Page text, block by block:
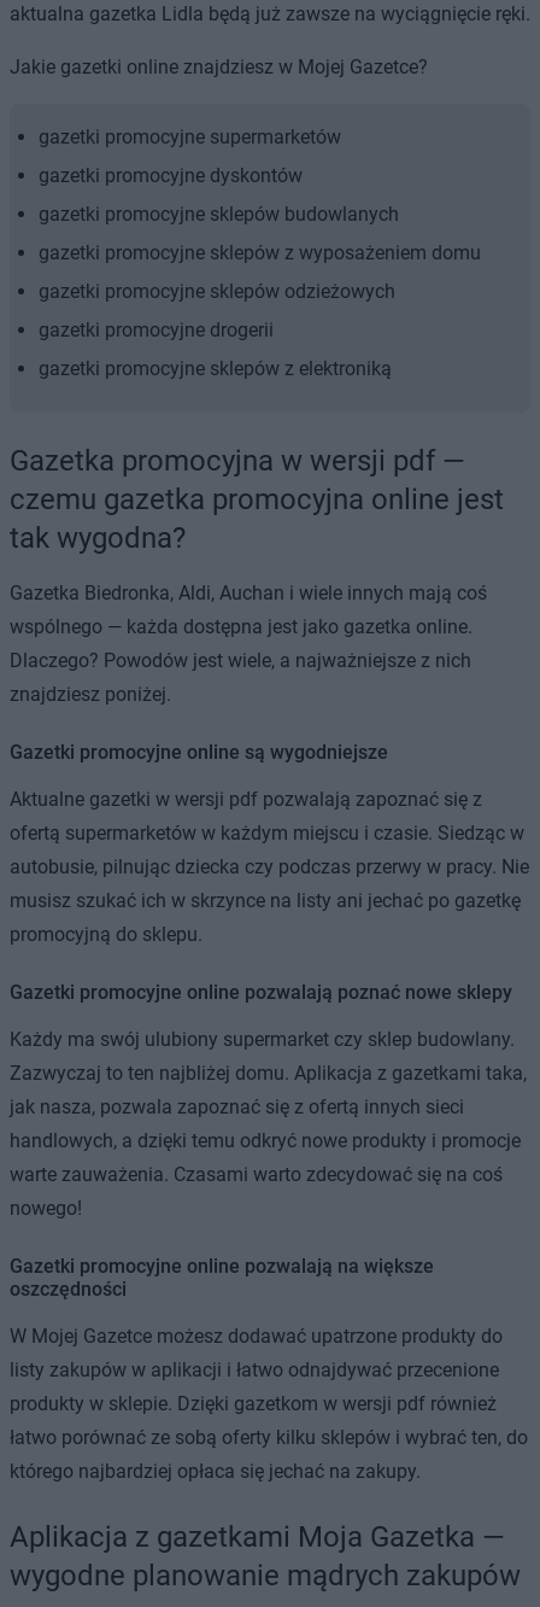
aktualna gazetka Lidla będą już zawsze na wyciągnięcie ręki.
Jakie gazetki online znajdziesz w Mojej Gazetce?
gazetki promocyjne supermarketów
gazetki promocyjne dyskontów
gazetki promocyjne sklepów budowlanych
gazetki promocyjne sklepów z wyposażeniem domu
gazetki promocyjne sklepów odzieżowych
gazetki promocyjne drogerii
gazetki promocyjne sklepów z elektroniką
Gazetka promocyjna w wersji pdf —
czemu gazetka promocyjna online jest
tak wygodna?
Gazetka Biedronka, Aldi, Auchan i wiele innych mają coś
wspólnego — każda dostępna jest jako gazetka online.
Dlaczego? Powodów jest wiele, a najważniejsze z nich
znajdziesz poniżej.
Gazetki promocyjne online są wygodniejsze
Aktualne gazetki w wersji pdf pozwalają zapoznać się z
ofertą supermarketów w każdym miejscu i czasie. Siedząc w
autobusie, pilnując dziecka czy podczas przerwy w pracy. Nie
musisz szukać ich w skrzynce na listy ani jechać po gazetkę
promocyjną do sklepu.
Gazetki promocyjne online pozwalają poznać nowe sklepy
Każdy ma swój ulubiony supermarket czy sklep budowlany.
Zazwyczaj to ten najbliżej domu. Aplikacja z gazetkami taka,
jak nasza, pozwala zapoznać się z ofertą innych sieci
handlowych, a dzięki temu odkryć nowe produkty i promocje
warte zauważenia. Czasami warto zdecydować się na coś
nowego!
Gazetki promocyjne online pozwalają na większe
oszczędności
W Mojej Gazetce możesz dodawać upatrzone produkty do
listy zakupów w aplikacji i łatwo odnajdywać przecenione
produkty w sklepie. Dzięki gazetkom w wersji pdf również
łatwo porównać ze sobą oferty kilku sklepów i wybrać ten, do
którego najbardziej opłaca się jechać na zakupy.
Aplikacja z gazetkami Moja Gazetka —
wygodne planowanie mądrych zakupów